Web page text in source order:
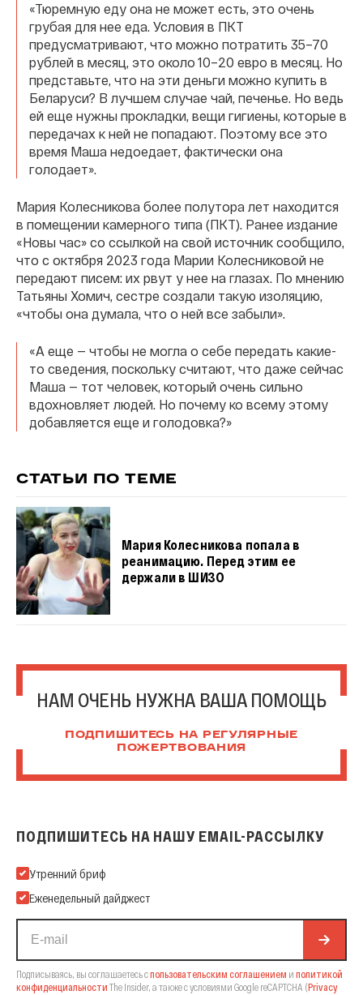
«Тюремную еду она не может есть, это очень
грубая для нее еда. Условия в ПКТ
предусматривают, что можно потратить 35–70
рублей в месяц, это около 10–20 евро в месяц. Но
представьте, что на эти деньги можно купить в
Беларуси? В лучшем случае чай, печенье. Но ведь
ей еще нужны прокладки, вещи гигиены, которые в
передачах к ней не попадают. Поэтому все это
время Маша недоедает, фактически она
голодает».
Мария Колесникова более полутора лет находится
в помещении камерного типа (ПКТ). Ранее издание
«Новы час» со ссылкой на свой источник сообщило,
что с октября 2023 года Марии Колесниковой не
передают писем: их рвут у нее на глазах. По мнению
Татьяны Хомич, сестре создали такую изоляцию,
«чтобы она думала, что о ней все забыли».
«А еще — чтобы не могла о себе передать какие-
то сведения, поскольку считают, что даже сейчас
Маша — тот человек, который очень сильно
вдохновляет людей. Но почему ко всему этому
добавляется еще и голодовка?»
СТАТЬИ ПО ТЕМЕ
Мария Колесникова попала в
реанимацию. Перед этим ее
держали в ШИЗО
НАМ ОЧЕНЬ НУЖНА ВАША ПОМОЩЬ
ПОДПИШИТЕСЬ НА РЕГУЛЯРНЫЕ
ПОЖЕРТВОВАНИЯ
ПОДПИШИТЕСЬ НА НАШУ EMAIL-РАССЫЛКУ
Подпишитесь на нашу Email-рассылку
Утренний бриф
Еженедельный дайджест
Подписываясь, вы соглашаетесь спользовательским соглашением и политикой
конфиденциальности The Insider, а также с условиями Google reCAPTCHA (Privacy